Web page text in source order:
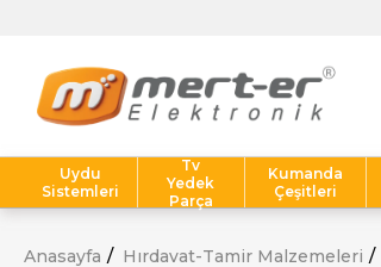
Uydu
Sistemleri
Tv
Yedek
Parça
Kumanda
Çeşitleri
Anasayfa Hırdavat-Tamir Malzemeleri